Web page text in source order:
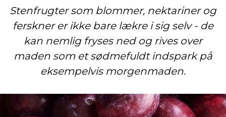
Stenfrugter som blommer, nektariner og
ferskner er ikke bare lækre i sig selv - de
kan nemlig fryses ned og rives over
maden som et sødmefuldt indspark på
eksempelvis morgenmaden.